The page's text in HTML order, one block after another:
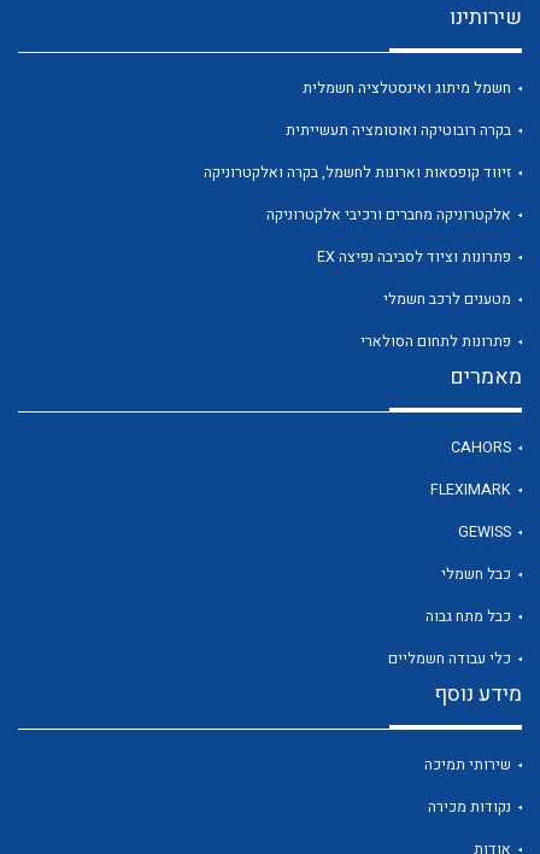
לכל מוצרי היצרן
שירותינו
חשמל מיתוג ואינסטלציה חשמלית
בקרה רובוטיקה ואוטומציה תעשייתית
זיווד קופסאות וארונות לחשמל, בקרה ואלקטרוניקה
אלקטרוניקה מחברים ורכיבי אלקטרוניקה
פתרונות וציוד לסביבה נפיצה EX
מטענים לרכב חשמלי
פתרונות לתחום הסולארי
מאמרים
CAHORS
FLEXIMARK
GEWISS
כבל חשמלי
כבל מתח גבוה
כלי עבודה חשמליים
מידע נוסף
שירותי תמיכה
נקודות מכירה
אודות